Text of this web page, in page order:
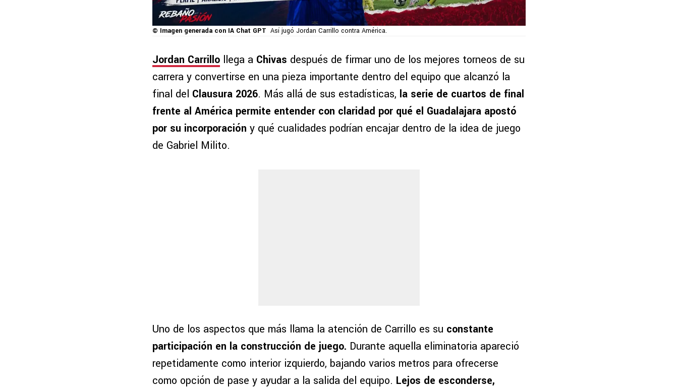
© Imagen generada con IA Chat GPT Así jugó Jordan Carrillo contra América.
Jordan Carrillo llega a Chivas después de firmar uno de los mejores torneos de su
carrera y convertirse en una pieza importante dentro del equipo que alcanzó la
final del Clausura 2026. Más allá de sus estadísticas, la serie de cuartos de final
frente al América permite entender con claridad por qué el Guadalajara apostó
por su incorporación y qué cualidades podrían encajar dentro de la idea de juego
de Gabriel Milito.
Uno de los aspectos que más llama la atención de Carrillo es su constante
participación en la construcción de juego. Durante aquella eliminatoria apareció
repetidamente como interior izquierdo, bajando varios metros para ofrecerse
como opción de pase y ayudar a la salida del equipo. Lejos de esconderse,